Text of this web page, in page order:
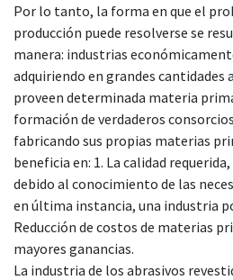
Por lo tanto, la forma en que el
producción puede resolverse se
manera: industrias
adquiriendo en grandes cantidades
proveen determinada materia
formación de verdaderos
fabricando sus propias materias
beneficia en: 1. La calidad
debido al conocimiento de las
en última instancia, una industria
Reducción de costos de materias
mayores ganancias.
La industria de los abrasivos